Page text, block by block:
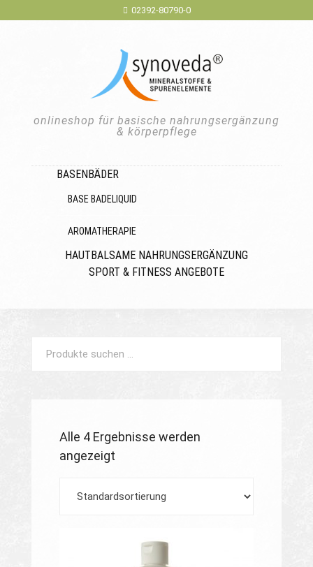
onlineshop für basische nahrungsergänzung
& körperpflege
02392-80790-0
BASENBÄDER
BASE BADELIQUID
AROMATHERAPIE
HAUTBALSAME NAHRUNGSERGÄNZUNG
SPORT & FITNESS ANGEBOTE
Alle 4 Ergebnisse werden
angezeigt